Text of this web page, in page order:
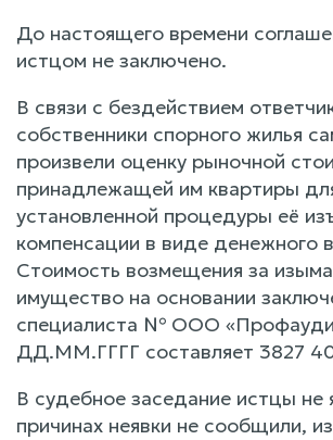
До настоящего времени
истцом не заключено.
В связи с бездействием
собственники спорного жилья
произвели оценку рыночной
принадлежащей им квартиры
установленной процедуры её
компенсации в виде денежного
Стоимость возмещения за
имущество на основании
специалиста № ООО
ДД.ММ.ГГГГ составляет 3827
В судебное заседание истцы не
причинах неявки не сообщили,